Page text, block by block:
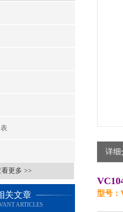
看更多 >>
关文章
ARTICLES
详细
型号